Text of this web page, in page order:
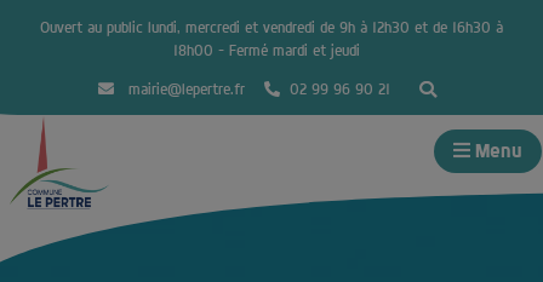
Ouvert au public lundi, mercredi et vendredi de 9h à 12h30 et de 16h30 à
18h00 – Fermé mardi et jeudi
mairie@lepertre.fr 02 99 96 90 21
Menu